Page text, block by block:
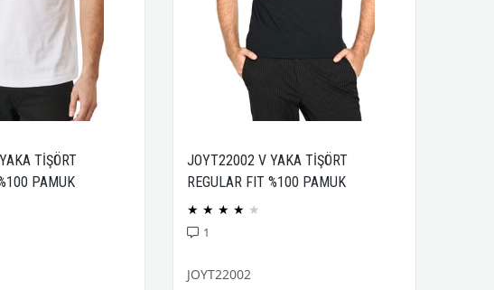
TİŞÖRT
PAMUK
JOYT22002 V YAKA TİŞÖRT
REGULAR FIT %100 PAMUK
COMPACK PENYE
★ ★ ★ ★ ★
1
JOYT22002